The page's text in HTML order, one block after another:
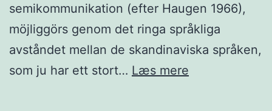
semikommunikation (efter Haugen 1966),
möjliggörs genom det ringa språkliga
avståndet mellan de skandinaviska språken,
som ju har ett stort… Læs mere